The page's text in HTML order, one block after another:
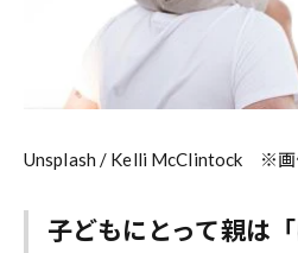
Unsplash / Kelli McClintock ※画
子どもにとって親は